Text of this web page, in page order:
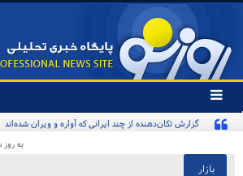
تغییر
وضعیت
منوی
ها
به روز شده در:
بازار